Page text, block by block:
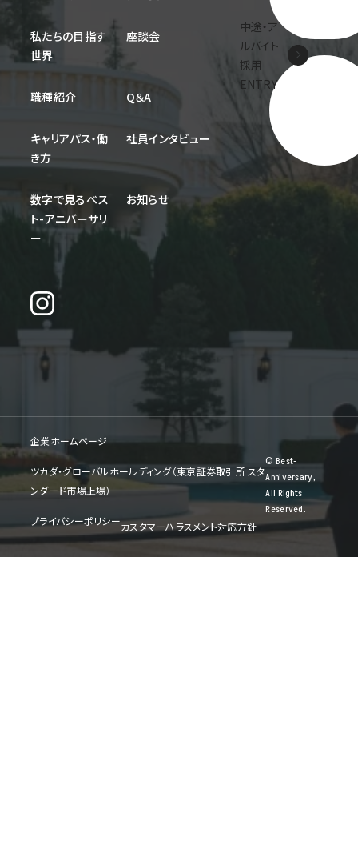
私たちの目指す
世界
座談会
職種紹介 Q＆A
キャリアパス・働
き方
社員インタビュー
数字で見るベス
ト-アニバーサリ
ー
お知らせ
中途・ア
ルバイト
採用
ENTRY
企業ホームページ
ツカダ・グローバルホールディング（東京証券取引所 スタ
ンダード市場上場）
プライバシーポリシーカスタマーハラスメント対応方針
© Best-
Anniversary,
All Rights
Reserved.